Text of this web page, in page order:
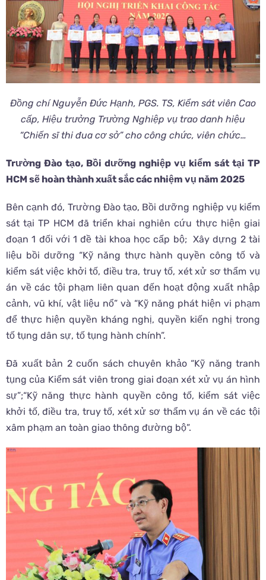
Đồng chí Nguyễn Đức Hạnh, PGS. TS, Kiểm sát viên Cao
cấp, Hiệu trưởng Trường Nghiệp vụ trao danh hiệu
“Chiến sĩ thi đua cơ sở” cho công chức, viên chức…
Trường Đào tạo, Bồi dưỡng nghiệp vụ kiểm sát tại TP
HCM sẽ hoàn thành xuất sắc các nhiệm vụ năm 2025
Bên cạnh đó, Trường Đào tạo, Bồi dưỡng nghiệp vụ kiểm
sát tại TP HCM đã triển khai nghiên cứu thực hiện giai
đoạn 1 đối với 1 đề tài khoa học cấp bộ; Xây dựng 2 tài
liệu bồi dưỡng “Kỹ năng thực hành quyền công tố và
kiểm sát việc khởi tố, điều tra, truy tố, xét xử sơ thẩm vụ
án về các tội phạm liên quan đến hoạt động xuất nhập
cảnh, vũ khí, vật liệu nổ” và “Kỹ năng phát hiện vi phạm
để thực hiện quyền kháng nghị, quyền kiến nghị trong
tố tụng dân sự, tố tụng hành chính”.
Đã xuất bản 2 cuốn sách chuyên khảo “Kỹ năng tranh
tụng của Kiểm sát viên trong giai đoạn xét xử vụ án hình
sự”;“Kỹ năng thực hành quyền công tố, kiểm sát việc
khởi tố, điều tra, truy tố, xét xử sơ thẩm vụ án về các tội
xâm phạm an toàn giao thông đường bộ”.